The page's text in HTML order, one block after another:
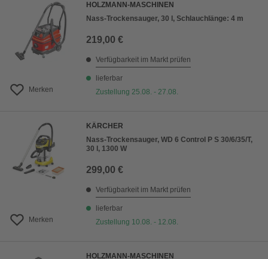
Merken
HOLZMANN-MASCHINEN
Nass-Trockensauger, 30 l, Schlauchlänge: 4 m
219,00 €
Verfügbarkeit im Markt prüfen
lieferbar
Zustellung 25.08. - 27.08.
Merken
KÄRCHER
Nass-Trockensauger, WD 6 Control P S 30/6/35/T,
30 l, 1300 W
299,00 €
Verfügbarkeit im Markt prüfen
lieferbar
Zustellung 10.08. - 12.08.
HOLZMANN-MASCHINEN